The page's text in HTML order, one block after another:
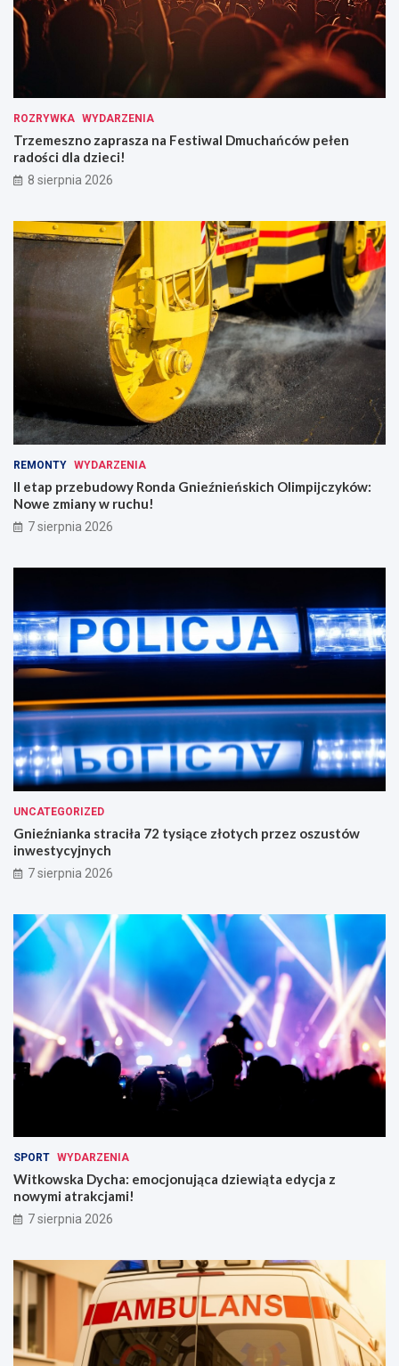
ROZRYWKA WYDARZENIA
Trzemeszno zaprasza na Festiwal Dmuchańców pełen
radości dla dzieci!
8 sierpnia 2026
REMONTY WYDARZENIA
II etap przebudowy Ronda Gnieźnieńskich Olimpijczyków:
Nowe zmiany w ruchu!
7 sierpnia 2026
UNCATEGORIZED
Gnieźnianka straciła 72 tysiące złotych przez oszustów
inwestycyjnych
7 sierpnia 2026
SPORT WYDARZENIA
Witkowska Dycha: emocjonująca dziewiąta edycja z
nowymi atrakcjami!
7 sierpnia 2026